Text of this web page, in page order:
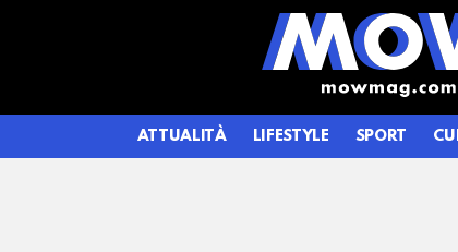
ATTUALITÀ LIFESTYLE SPORT